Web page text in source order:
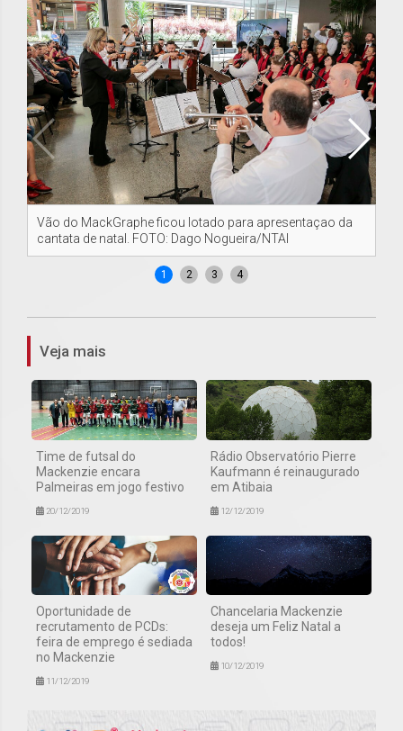
Vão do MackGraphe ficou lotado para apresentaçao da
cantata de natal. FOTO: Dago Nogueira/NTAI
1 2 3 4
Veja mais
Time de futsal do
Mackenzie encara
Palmeiras em jogo festivo
20/12/2019
Rádio Observatório Pierre
Kaufmann é reinaugurado
em Atibaia
12/12/2019
Oportunidade de
recrutamento de PCDs:
feira de emprego é sediada
no Mackenzie
11/12/2019
Chancelaria Mackenzie
deseja um Feliz Natal a
todos!
10/12/2019